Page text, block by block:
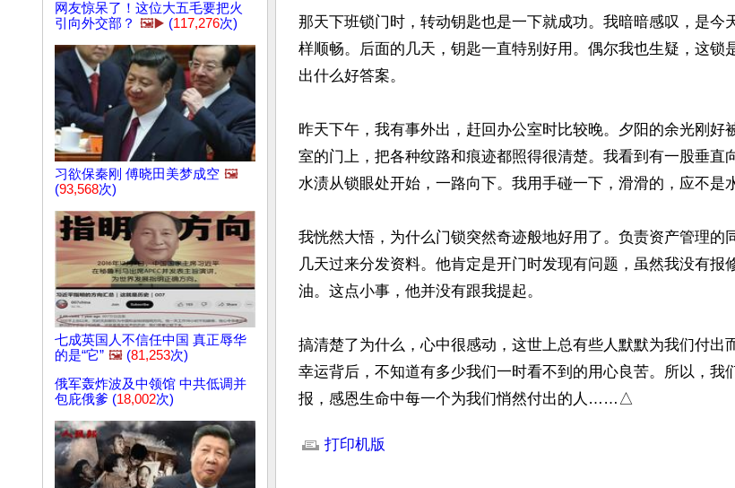
网友惊呆了！这位大五毛要把火
引向外交部？ 🖼️▶️ (117,276次)
习欲保秦刚 傅晓田美梦成空 🖼️
(93,568次)
七成英国人不信任中国 真正辱华
的是“它” 🖼️ (81,253次)
俄军轰炸波及中领馆 中共低调并
包庇俄爹 (18,002次)
那天下班锁门时，转动钥匙也是一下就成功。我暗暗感叹，是今
样顺畅。后面的几天，钥匙一直特别好用。偶尔我也生疑，这锁
出什么好答案。
昨天下午，我有事外出，赶回办公室时比较晚。夕阳的余光刚好
室的门上，把各种纹路和痕迹都照得很清楚。我看到有一股垂直
水渍从锁眼处开始，一路向下。我用手碰一下，滑滑的，应不是
我恍然大悟，为什么门锁突然奇迹般地好用了。负责资产管理的
几天过来分发资料。他肯定是开门时发现有问题，虽然我没有报
油。这点小事，他并没有跟我提起。
搞清楚了为什么，心中很感动，这世上总有些人默默为我们付出
幸运背后，不知道有多少我们一时看不到的用心良苦。所以，我
报，感恩生命中每一个为我们悄然付出的人……△
打印机版